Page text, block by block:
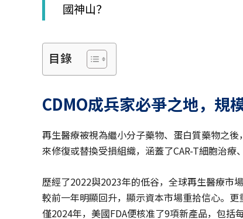
國神山？
目錄
CDMO成兵家必爭之地，規
再生醫療被視為繼小分子藥物、蛋白質藥物之
來修復或替換受損組織，涵蓋了CAR-T細胞治療
歷經了2022與2023年的低谷，全球再生醫療市
較前一年明顯回升，顯示資本市場重拾信心。
僅2024年，美國FDA便核准了9項新產品，包